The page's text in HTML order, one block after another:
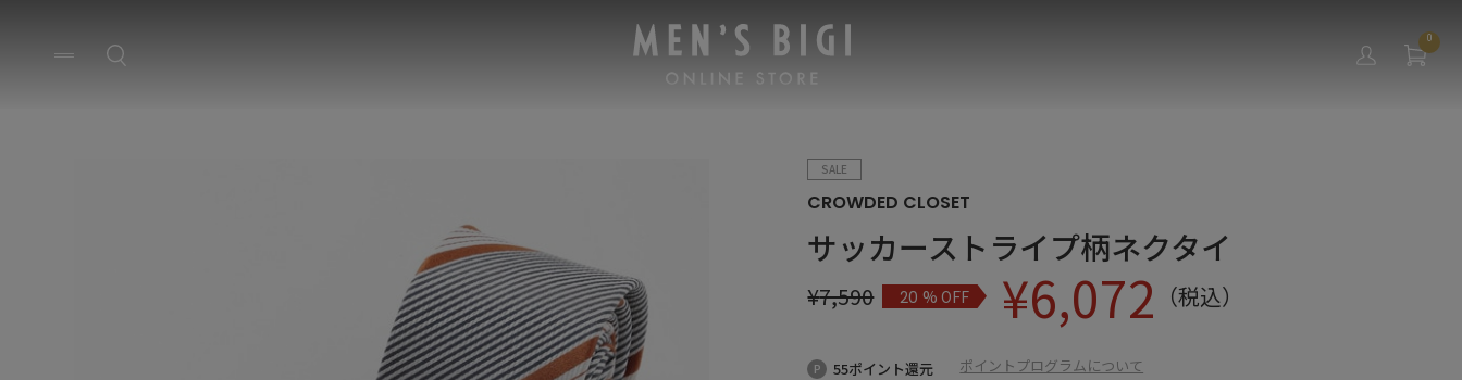
0
SALE
CROWDED CLOSET
サッカーストライプ柄ネクタイ
¥7,590 20% OFF ¥6,072 （税込）
55ポイント還元 ポイントプログラムについて